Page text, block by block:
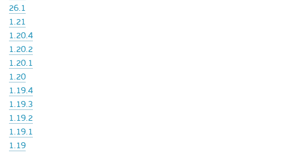
26.1
1.21
1.20.4
1.20.2
1.20.1
1.20
1.19.4
1.19.3
1.19.2
1.19.1
1.19